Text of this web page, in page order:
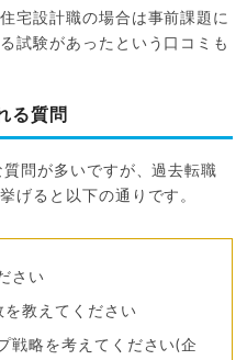
宅設計職の場合は事前課題に
試験があったという口コミも
る質問
問が多いですが、過去転職
げると以下の通りです。
さい
教えてください
戦略を考えてください(企